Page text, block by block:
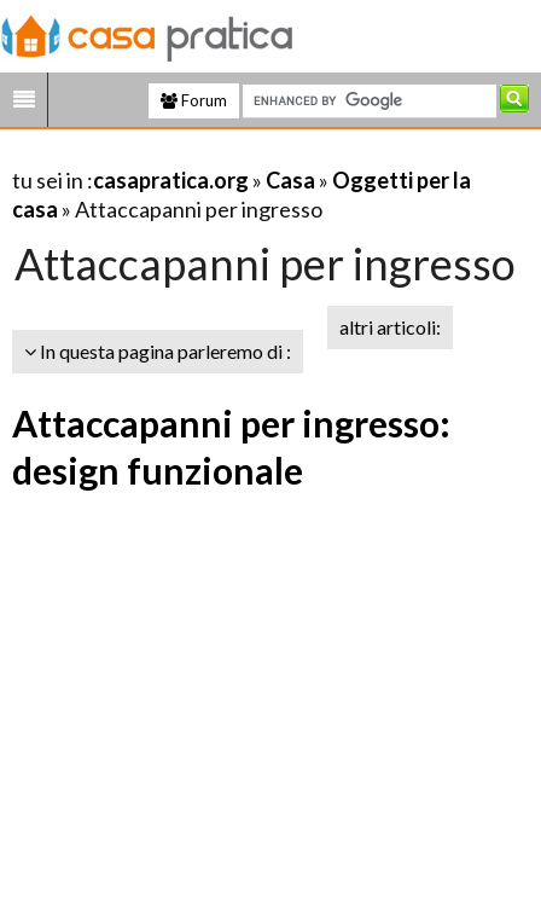
Forum
tu sei in :casapratica.org » Casa » Oggetti per la
casa » Attaccapanni per ingresso
Attaccapanni per ingresso
In questa pagina parleremo di :
altri articoli:
Attaccapanni per ingresso:
design funzionale